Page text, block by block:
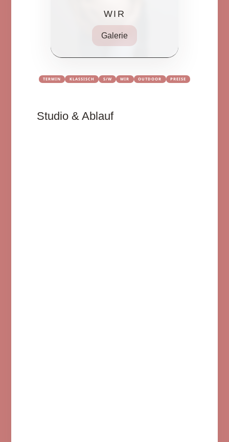
WIR
Galerie
TERMIN KLASSISCH S/W WIR OUTDOOR PREISE
Studio & Ablauf